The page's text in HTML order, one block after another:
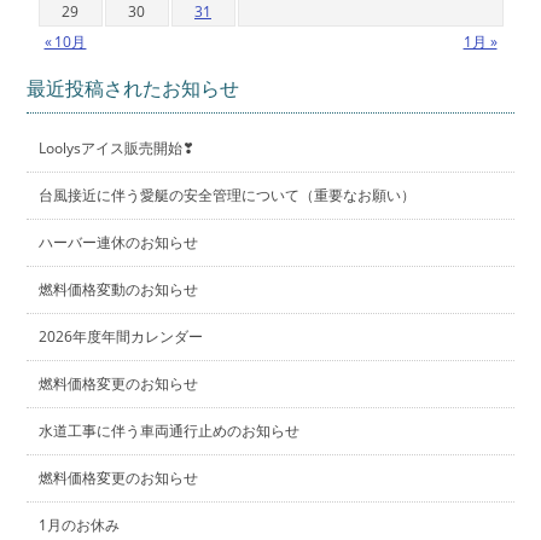
« 10月 1月 »
29
30 31
最近投稿されたお知らせ
Loolysアイス販売開始❣
台風接近に伴う愛艇の安全管理について（重要なお願い）
ハーバー連休のお知らせ
燃料価格変動のお知らせ
2026年度年間カレンダー
燃料価格変更のお知らせ
水道工事に伴う車両通行止めのお知らせ
燃料価格変更のお知らせ
1月のお休み